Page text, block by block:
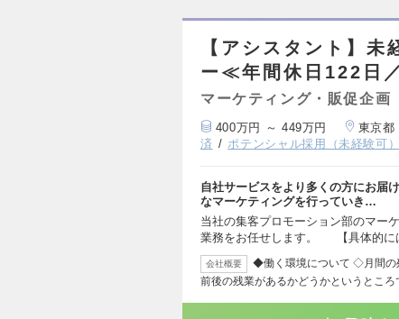
【アシスタント】
ー≪年間休日122日
マーケティング・販促企画
400万円 ～ 449万円 東京都
済
ポテンシャル採用（未経験可）
自社サービスをより多くの方にお
なマーケティングを行っていき…
当社の集客プロモーション部のマー
業務をお任せします。 【具体的に
会社概要
◆働く環境について ◇月間
前後の残業があるかどうかというとこ